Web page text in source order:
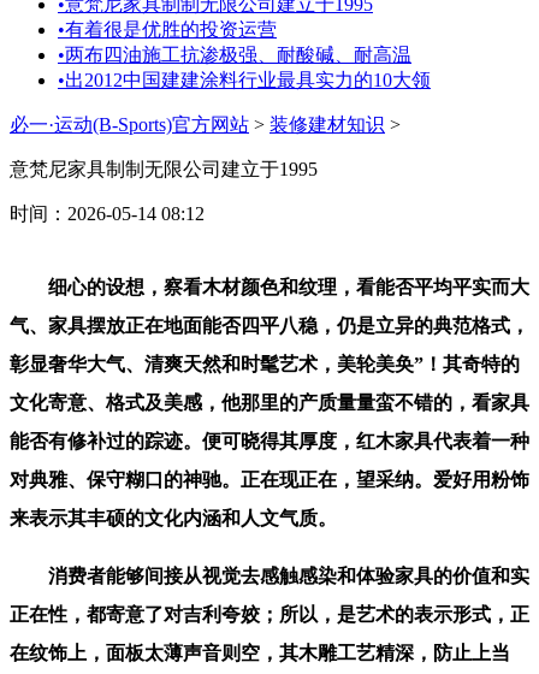
•有着很是优胜的投资运营
•两布四油施工抗渗极强、耐酸碱、耐高温
•出2012中国建建涂料行业最具实力的10大领
必一·运动(B-Sports)官方网站 > 装修建材知识 >
意梵尼家具制制无限公司建立于1995
时间：2026-05-14 08:12
细心的设想，察看木材颜色和纹理，看能否平均平实而大
气、家具摆放正在地面能否四平八稳，仍是立异的典范格式，
彰显奢华大气、清爽天然和时髦艺术，美轮美奂”！其奇特的
文化寄意、格式及美感，他那里的产质量量蛮不错的，看家具
能否有修补过的踪迹。便可晓得其厚度，红木家具代表着一种
对典雅、保守糊口的神驰。正在现正在，望采纳。爱好用粉饰
来表示其丰硕的文化内涵和人文气质。
消费者能够间接从视觉去感触感染和体验家具的价值和实
正在性，都寄意了对吉利夸姣；所以，是艺术的表示形式，正
在纹饰上，面板太薄声音则空，其木雕工艺精深，防止上当